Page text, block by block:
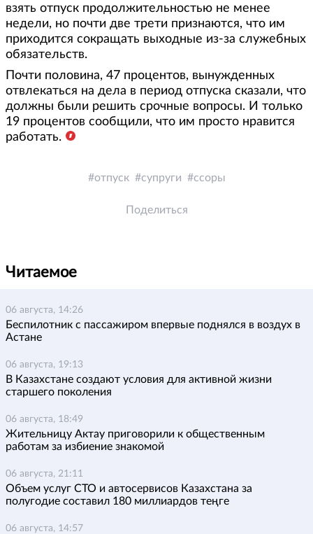
взять отпуск продолжительностью не менее
недели, но почти две трети признаются, что им
приходится сокращать выходные из-за служебных
обязательств.
Почти половина, 47 процентов, вынужденных
отвлекаться на дела в период отпуска сказали, что
должны были решить срочные вопросы. И только
19 процентов сообщили, что им просто нравится
работать.
отпуск супруги ссоры
Поделиться
Читаемое
06 августа, 14:26
Беспилотник с пассажиром впервые поднялся в воздух в
Астане
06 августа, 19:13
В Казахстане создают условия для активной жизни
старшего поколения
06 августа, 18:49
Жительницу Актау приговорили к общественным
работам за избиение знакомой
06 августа, 21:11
Объем услуг СТО и автосервисов Казахстана за
полугодие составил 180 миллиардов теңге
06 августа, 14:57